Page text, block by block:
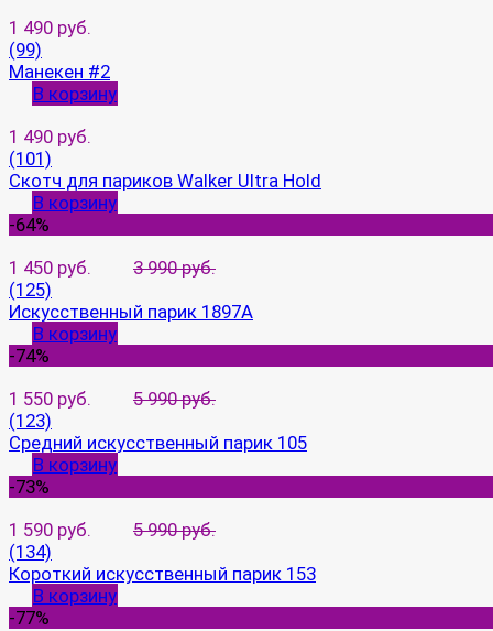
1 490 руб.
(99)
Манекен #2
В корзину
1 490 руб.
(101)
Скотч для париков Walker Ultra Hold
В корзину
-64%
1 450 руб.
3 990 руб.
(125)
Искусственный парик 1897A
В корзину
-74%
1 550 руб.
5 990 руб.
(123)
Средний искусственный парик 105
В корзину
-73%
1 590 руб.
5 990 руб.
(134)
Короткий искусственный парик 153
В корзину
-77%